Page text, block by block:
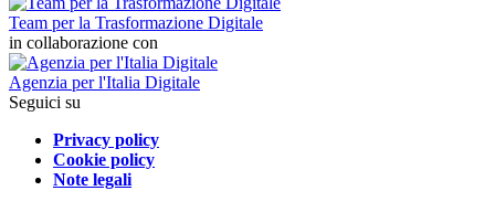
Team per la Trasformazione Digitale
in collaborazione con
Agenzia per l'Italia Digitale
Seguici su
Privacy policy
Cookie policy
Note legali